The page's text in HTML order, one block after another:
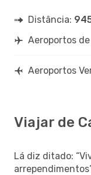
Distância:
Aeroportos
Aeroportos
Viajar de
Lá diz ditado: